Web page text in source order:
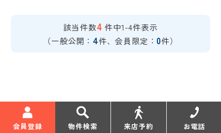
該当件数4 件中1-4件表示
（一般公開： 4件、会員限定： 0件）
会員登録 物件検索 来店予約 お電話